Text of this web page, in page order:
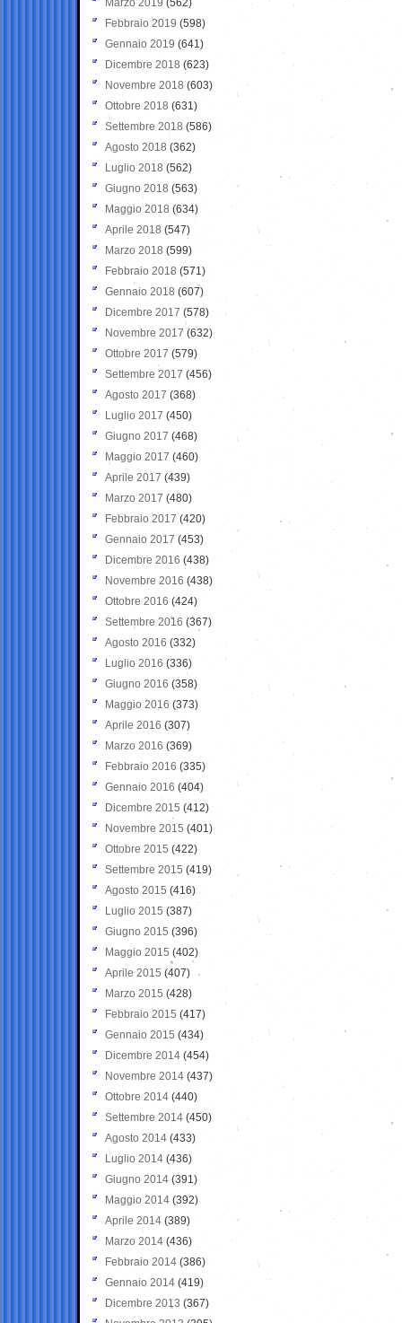
Marzo 2019 (562)
Febbraio 2019 (598)
Gennaio 2019 (641)
Dicembre 2018 (623)
Novembre 2018 (603)
Ottobre 2018 (631)
Settembre 2018 (586)
Agosto 2018 (362)
Luglio 2018 (562)
Giugno 2018 (563)
Maggio 2018 (634)
Aprile 2018 (547)
Marzo 2018 (599)
Febbraio 2018 (571)
Gennaio 2018 (607)
Dicembre 2017 (578)
Novembre 2017 (632)
Ottobre 2017 (579)
Settembre 2017 (456)
Agosto 2017 (368)
Luglio 2017 (450)
Giugno 2017 (468)
Maggio 2017 (460)
Aprile 2017 (439)
Marzo 2017 (480)
Febbraio 2017 (420)
Gennaio 2017 (453)
Dicembre 2016 (438)
Novembre 2016 (438)
Ottobre 2016 (424)
Settembre 2016 (367)
Agosto 2016 (332)
Luglio 2016 (336)
Giugno 2016 (358)
Maggio 2016 (373)
Aprile 2016 (307)
Marzo 2016 (369)
Febbraio 2016 (335)
Gennaio 2016 (404)
Dicembre 2015 (412)
Novembre 2015 (401)
Ottobre 2015 (422)
Settembre 2015 (419)
Agosto 2015 (416)
Luglio 2015 (387)
Giugno 2015 (396)
Maggio 2015 (402)
Aprile 2015 (407)
Marzo 2015 (428)
Febbraio 2015 (417)
Gennaio 2015 (434)
Dicembre 2014 (454)
Novembre 2014 (437)
Ottobre 2014 (440)
Settembre 2014 (450)
Agosto 2014 (433)
Luglio 2014 (436)
Giugno 2014 (391)
Maggio 2014 (392)
Aprile 2014 (389)
Marzo 2014 (436)
Febbraio 2014 (386)
Gennaio 2014 (419)
Dicembre 2013 (367)